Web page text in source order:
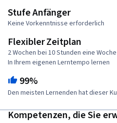
Stufe Anfänger
Keine Vorkenntnisse erforderlich
Flexibler Zeitplan
2 Wochen bei 10 Stunden eine Woche
In Ihrem eigenen Lerntempo lernen
99%
Den meisten Lernenden hat dieser
Kompetenzen, die Sie